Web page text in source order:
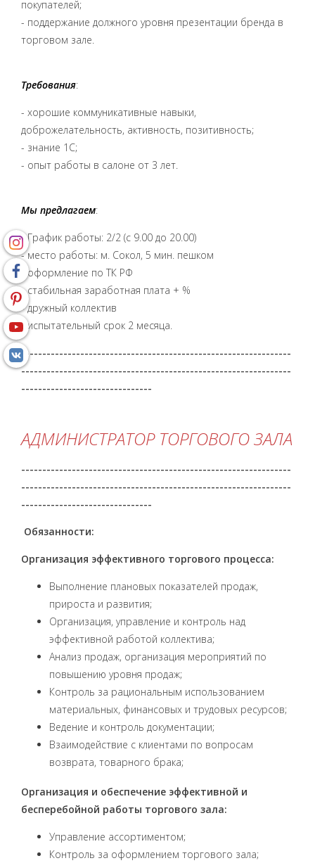
покупателей;
- поддержание должного уровня презентации бренда в
торговом зале.
Требования:
- хорошие коммуникативные навыки,
доброжелательность, активность, позитивность;
- знание 1С;
- опыт работы в салоне от 3 лет.
Мы предлагаем:
- График работы: 2/2 (с 9.00 до 20.00)
- место работы: м. Сокол, 5 мин. пешком
- оформление по ТК РФ
- стабильная заработная плата + %
- дружный коллектив
- испытательный срок 2 месяца.
----------------------------------------------------------------
----------------------------------------------------------------
-------------------------------
АДМИНИСТРАТОР ТОРГОВОГОЗАЛА
----------------------------------------------------------------
----------------------------------------------------------------
-------------------------------
Обязанности:
Организация эффективного торгового процесса:
Выполнение плановых показателей продаж,
прироста и развития;
Организация, управление и контроль над
эффективной работой коллектива;
Анализ продаж, организация мероприятий по
повышению уровня продаж;
Контроль за рациональным использованием
материальных, финансовых и трудовых ресурсов;
Ведение и контроль документации;
Взаимодействие с клиентами по вопросам
возврата, товарного брака;
Организация и обеспечение эффективной и
бесперебойной работы торгового зала:
Управление ассортиментом;
Контроль за оформлением торгового зала;